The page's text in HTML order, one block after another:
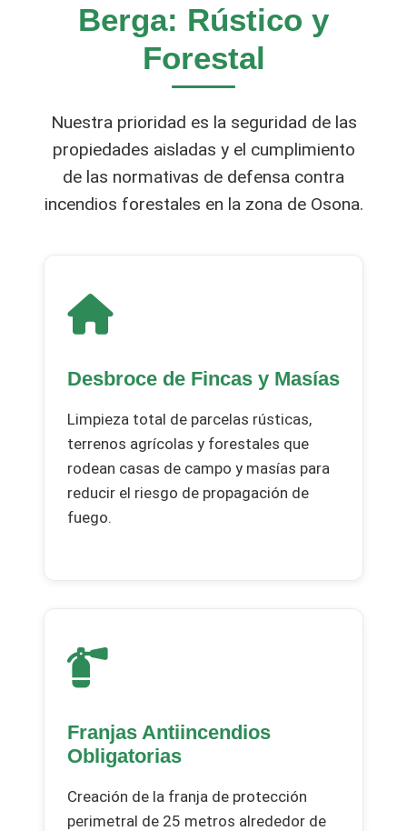
Berga: Rústico y
Forestal
Nuestra prioridad es la seguridad de las
propiedades aisladas y el cumplimiento
de las normativas de defensa contra
incendios forestales en la zona de Osona.
Desbroce de Fincas y Masías
Limpieza total de parcelas rústicas,
terrenos agrícolas y forestales que
rodean casas de campo y masías para
reducir el riesgo de propagación de
fuego.
Franjas Antiincendios
Obligatorias
Creación de la franja de protección
perimetral de 25 metros alrededor de